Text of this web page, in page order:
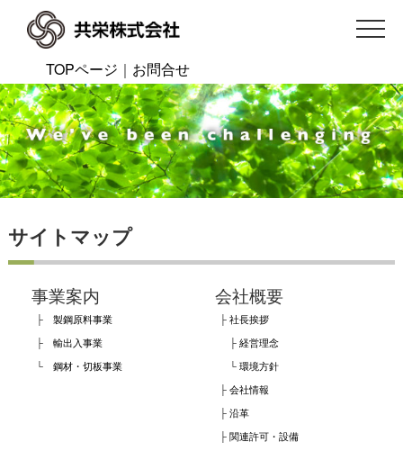
TOPページ ｜ お問合せ
サイトマップ
事業案内
├ 製鋼原料事業
├ 輸出入事業
└ 鋼材・切板事業
会社概要
├社長挨拶
├経営理念
└環境方針
├会社情報
├沿革
├関連許可・設備